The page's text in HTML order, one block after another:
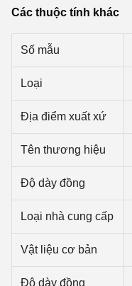
Các thuộc tính khác
Số mẫu
Loại
Địa điểm xuất xứ
Tên thương hiệu
Độ dày đồng
Loại nhà cung cấp
Vật liệu cơ bản
Độ dày đồng